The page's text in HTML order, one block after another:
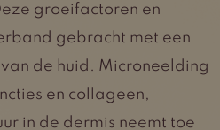
groeifactoren en
gebracht met een
de huid. Microneelding
en collageen,
in de dermis neemt toe